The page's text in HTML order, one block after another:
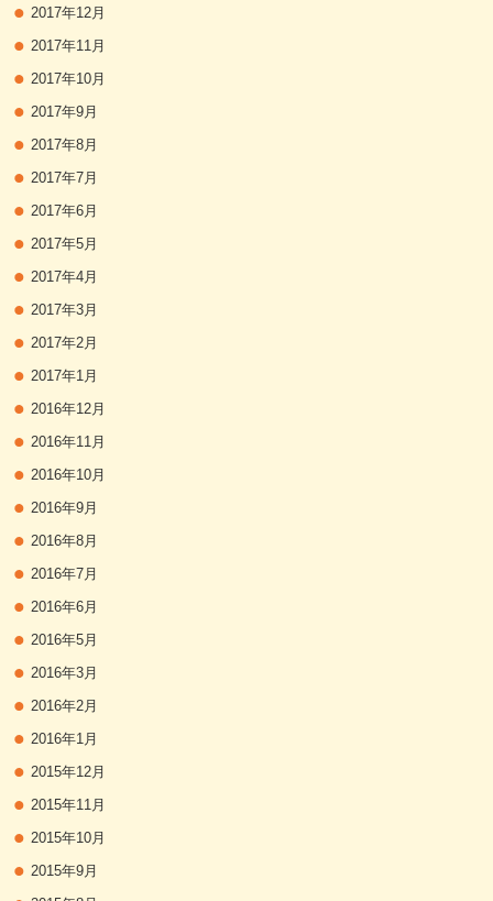
2017年12月
2017年11月
2017年10月
2017年9月
2017年8月
2017年7月
2017年6月
2017年5月
2017年4月
2017年3月
2017年2月
2017年1月
2016年12月
2016年11月
2016年10月
2016年9月
2016年8月
2016年7月
2016年6月
2016年5月
2016年3月
2016年2月
2016年1月
2015年12月
2015年11月
2015年10月
2015年9月